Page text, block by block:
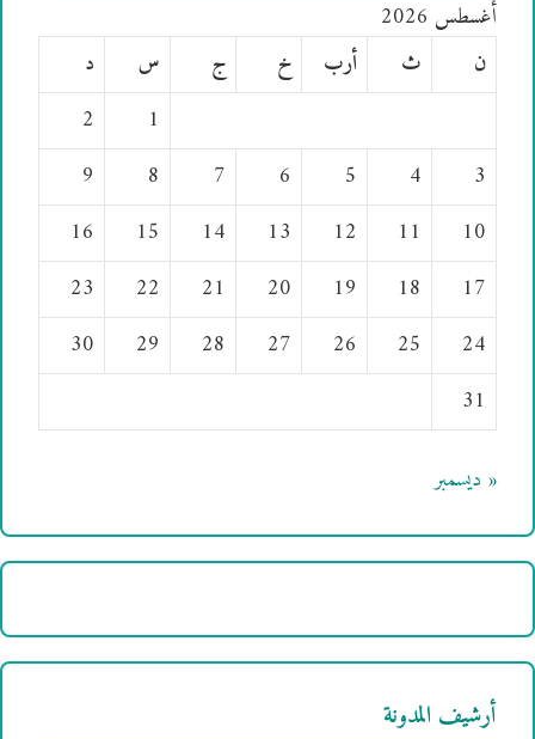
أغسطس 2026
ن
ث أرب خ ج س
د
1
2
3
4
5
6
7
8
9
10
11
12
13
14
15
16
17
18
19
20
21
22
23
24
25
26
27
28
29
30
31
« ديسمبر
أرشيف المدونة